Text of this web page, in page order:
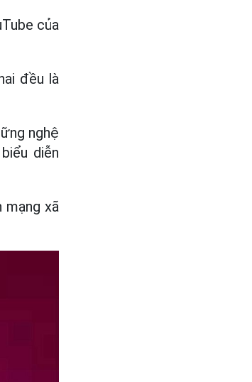
của
đều là
nghệ
diễn
mạng xã